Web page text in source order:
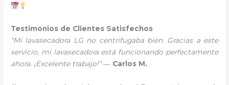
Testimonios de Clientes Satisfechos
“Mi lavasecadora LG no centrifugaba bien. Gracias a este
servicio, mi lavasecadora está funcionando perfectamente
ahora. ¡Excelente trabajo!”— Carlos M.